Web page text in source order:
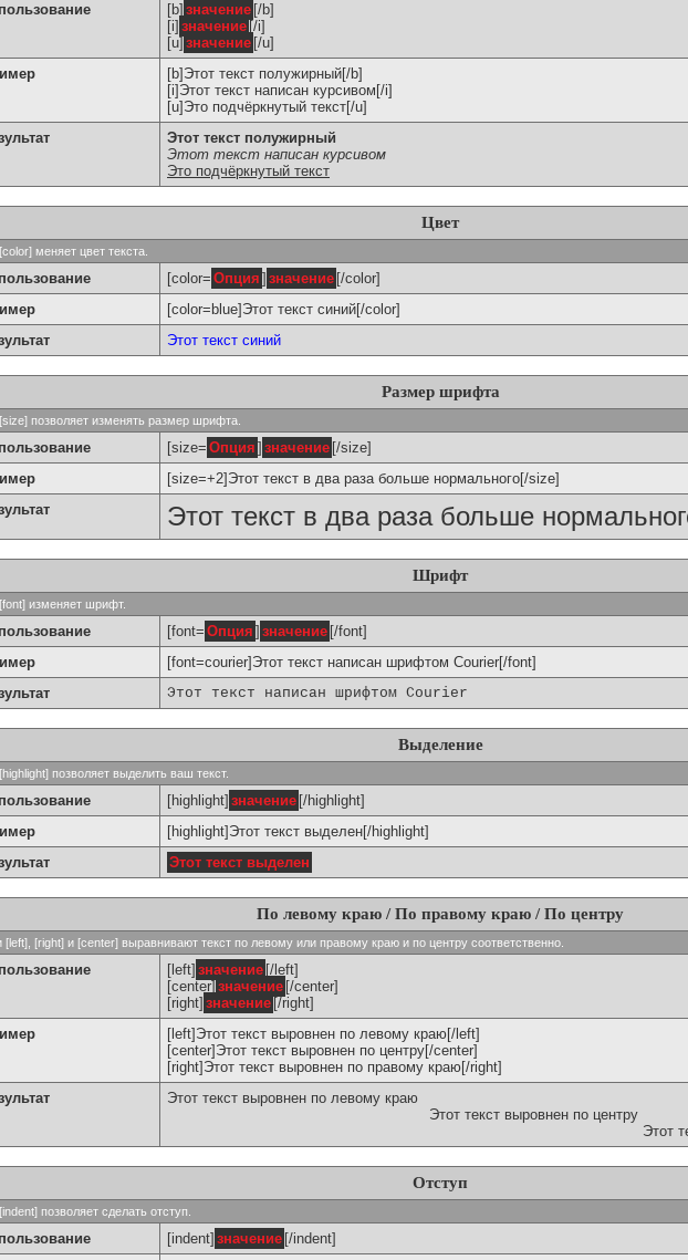
[b] значение [/b]
[i] значение [/i]
[u] значение [/u]
[b]Этот текст полужирный[/b]
[i]Этот текст написан курсивом[/i]
[u]Это подчёркнутый текст[/u]
Этот текст полужирный
Этот текст написан курсивом
Это подчёркнутый текст
Цвет
меняет цвет текста.
[color= Опция ] значение [/color]
[color=blue]Этот текст синий[/color]
Этот текст синий
Размер шрифта
позволяет изменять размер шрифта.
[size= Опция ] значение [/size]
[size=+2]Этот текст в два раза больше нормального[/size]
Этот текст в два раза больше
Шрифт
изменяет шрифт.
[font= Опция ] значение [/font]
[font=courier]Этот текст написан шрифтом Courier[/font]
Этот текст написан шрифтом Courier
Выделение
позволяет выделить ваш текст.
[highlight] значение [/highlight]
[highlight]Этот текст выделен[/highlight]
Этот текст выделен
По левому краю / По правому краю / По центру
[left], [right] и [center] выравнивают текст по левому или правому краю и по центру соответственно.
[left] значение [/left]
[center] значение [/center]
[right] значение [/right]
[left]Этот текст выровнен по левому краю[/left]
[center]Этот текст выровнен по центру[/center]
[right]Этот текст выровнен по правому краю[/right]
Этот текст выровнен по левому краю
Этот текст выровнен по центру
Этот
Отступ
позволяет сделать отступ.
[indent] значение [/indent]